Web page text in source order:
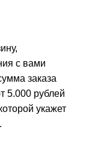
с вами
заказа
5.000 рублей
укажет